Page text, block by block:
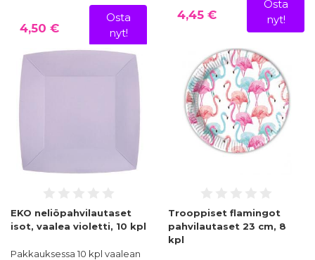
4,50 €
Osta
nyt!
4,45 €
Osta
nyt!
EKO neliöpahvilautaset
isot, vaalea violetti, 10 kpl
Pakkauksessa 10 kpl vaalean
Trooppiset flamingot
pahvilautaset 23 cm, 8
kpl